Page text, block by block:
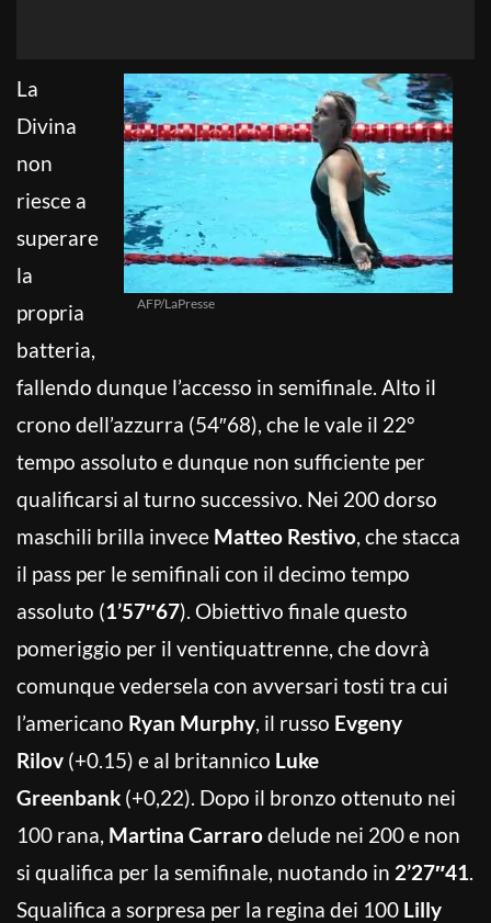
AFP/LaPresse
La
Divina
non
riesce a
superare
la
propria
batteria,
fallendo dunque l’accesso in semifinale. Alto il
crono dell’azzurra (54″68), che le vale il 22°
tempo assoluto e dunque non sufficiente per
qualificarsi al turno successivo. Nei 200 dorso
maschili brilla invece Matteo Restivo, che stacca
il pass per le semifinali con il decimo tempo
assoluto (1’57″67). Obiettivo finale questo
pomeriggio per il ventiquattrenne, che dovrà
comunque vedersela con avversari tosti tra cui
l’americano Ryan Murphy, il russo Evgeny
Rilov (+0.15) e al britannico Luke
Greenbank (+0,22). Dopo il bronzo ottenuto nei
100 rana, Martina Carrarodelude nei 200 e non
si qualifica per la semifinale, nuotando in 2’27″41.
Squalifica a sorpresa per la regina dei 100 Lilly